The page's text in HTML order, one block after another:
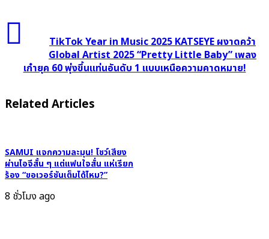
Chloe
Stroll
ส่ง
ละมุน
ใจ
ทุก
ไลน์
ทุก
Year
in
Music
KATSEYE
ผงาด
Artist
2025
Little
TikTok Year in Music 2025 KATSEYE ผงาดคว้า
Global Artist 2025 “Pretty Little Baby” เพลง
เก๋ายุค 60 พุ่งขึ้นแท่นอันดับ 1 แบบเหนือความคาดหมาย!
Related Articles
SAMUI แจกความละมุน! โชว์เสียง
ผ่านไอจีสั้น ๆ แต่แฟนใจสั่น แห่เรียก
ร้อง “ขอเวอร์ชันเต็มได้ไหม?”
8 ชั่วโมง ago